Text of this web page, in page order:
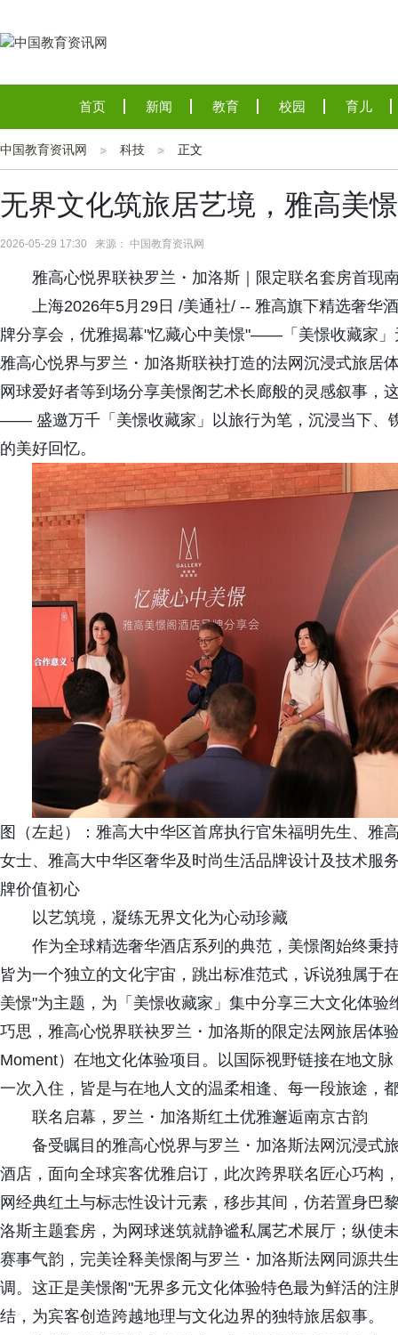
首页 新闻 教育 校园 育儿
中国教育资讯网 科技 正文
无界文化筑旅居艺境，雅高美
2026-05-29 17:30 来源： 中国教育资讯网
雅高心悦界联袂罗兰・加洛斯｜限定联名套房首现
上海2026年5月29日 /美通社/ -- 雅高旗下精选奢华
牌分享会，优雅揭幕"忆藏心中美憬"——「美憬收藏家
雅高心悦界与罗兰・加洛斯联袂打造的法网沉浸式旅居
网球爱好者等到场分享美憬阁艺术长廊般的灵感叙事，
—— 盛邀万千「美憬收藏家」以旅行为笔，沉浸当下、
的美好回忆。
图（左起）：雅高大中华区首席执行官朱福明先生、雅
女士、雅高大中华区奢华及时尚生活品牌设计及技术服
牌价值初心
以艺筑境，凝练无界文化为心动珍藏
作为全球精选奢华酒店系列的典范，美憬阁始终
皆为一个独立的文化宇宙，跳出标准范式，诉说独属于
美憬"为主题，为「美憬收藏家」集中分享三大文化体
巧思，雅高心悦界联袂罗兰・加洛斯的限定法网旅居体
Moment）在地文化体验项目。以国际视野链接在地文
一次入住，皆是与在地人文的温柔相逢、每一段旅途，
联名启幕，罗兰・加洛斯红土优雅邂逅南京古韵
备受瞩目的雅高心悦界与罗兰・加洛斯法网沉浸式
酒店，面向全球宾客优雅启订，此次跨界联名匠心巧构
网经典红土与标志性设计元素，移步其间，仿若置身巴
洛斯主题套房，为网球迷筑就静谧私属艺术展厅；纵使
赛事气韵，完美诠释美憬阁与罗兰・加洛斯法网同源共
调。这正是美憬阁"无界多元文化体验特色最为鲜活的
结，为宾客创造跨越地理与文化边界的独特旅居叙事。